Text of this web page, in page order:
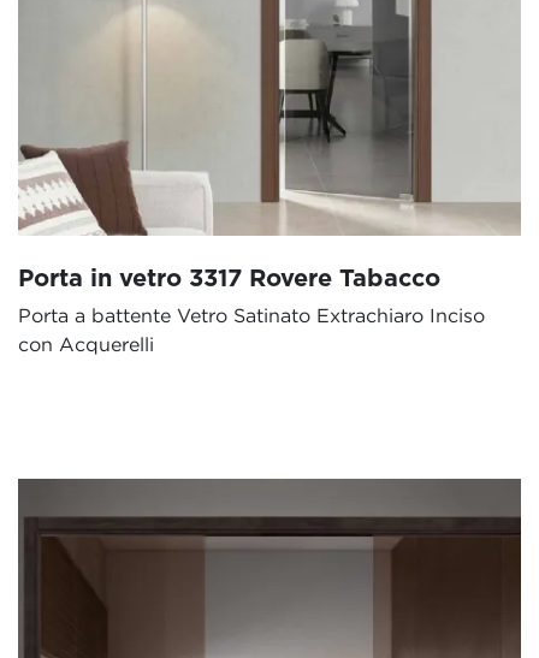
Porta in vetro 3317 Rovere Tabacco
Porta a battente Vetro Satinato Extrachiaro Inciso
con Acquerelli